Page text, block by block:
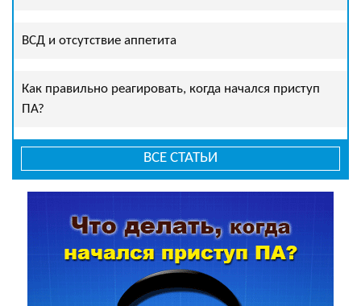
ВСД и отсутствие аппетита
Как правильно реагировать, когда начался приступ
ПА?
ВСЕ СТАТЬИ